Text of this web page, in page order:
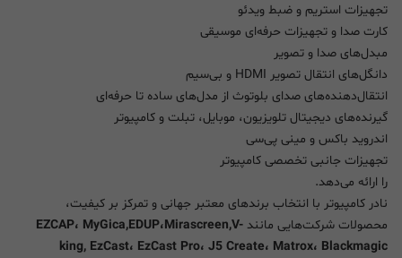
تجهیزات استریم و ضبط ویدئو
کارت صدا و تجهیزات حرفه‌ای موسیقی
مبدل‌های صدا و تصویر
دانگل‌های انتقال تصویر HDMI و بی‌سیم
انتقال‌دهنده‌های صدای بلوتوث از مدل‌های ساده تا حرفه‌ای
گیرنده‌های دیجیتال تلویزیون، موبایل، تبلت و کامپیوتر
اندروید باکس و مینی پی‌سی
تجهیزات جانبی تخصصی کامپیوتر
را ارائه می‌دهد.
نادر کامپیوتر با انتخاب برندهای معتبر جهانی و تمرکز بر کیفیت،
محصولات شرکت‌هایی مانند EZCAP، MyGica,EDUP،Mirascreen,V-
king, EzCast، EzCast Pro، J5 Create، Matrox، Blackmagic